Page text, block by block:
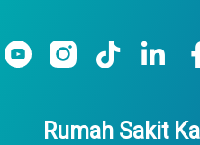
Rumah Sakit